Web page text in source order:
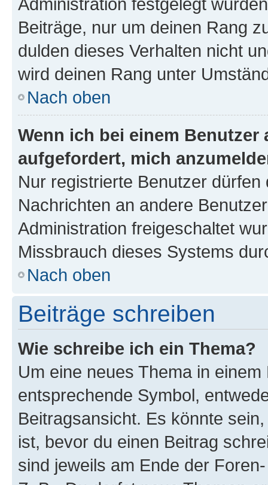
Beiträge, nur um deinen Rang
dulden dieses Verhalten nicht
wird deinen Rang unter
Nach oben
Wenn ich bei einem
aufgefordert, mich
Nur registrierte Benutzer
Nachrichten an andere
Administration freigeschaltet
Missbrauch dieses Systems
Nach oben
Beiträge schreiben
Wie schreibe ich ein Thema?
Um eine neues Thema in
entsprechende Symbol,
Beitragsansicht. Es könnte
ist, bevor du einen Beitrag
sind jeweils am Ende der